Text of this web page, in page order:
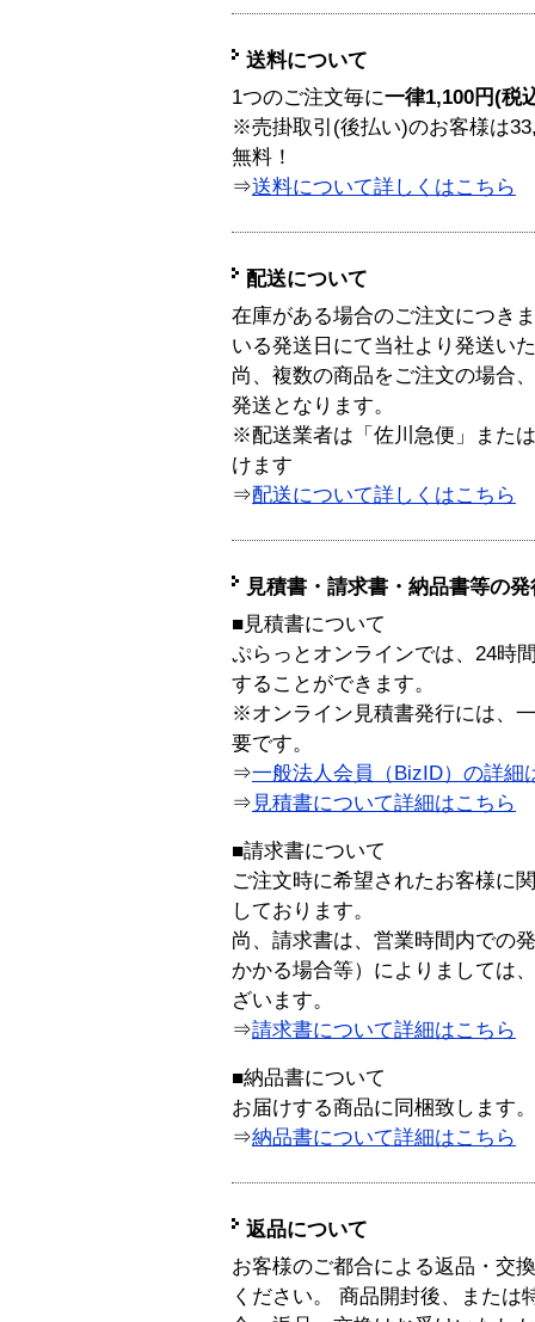
送料について
1つのご注文毎に一律1,100円(税
※売掛取引(後払い)のお客様は
無料！
⇒送料について詳しくはこちら
配送について
在庫がある場合のご注文につき
いる発送日にて当社より発送い
尚、複数の商品をご注文の場合
発送となります。
※配送業者は「佐川急便」また
けます
⇒配送について詳しくはこちら
見積書・請求書・納品書等の
■見積書について
ぷらっとオンラインでは、24時
することができます。
※オンライン見積書発行には、
要です。
⇒一般法人会員（BizID）の詳細
⇒ 見積書について詳細はこちら
■請求書について
ご注文時に希望されたお客様に
しております。
尚、請求書は、営業時間内での
かかる場合等）によりましては
ざいます。
⇒請求書について詳細はこちら
■納品書について
お届けする商品に同梱致します。
⇒納品書について詳細はこちら
返品について
お客様のご都合による返品・交
ください。 商品開封後、または